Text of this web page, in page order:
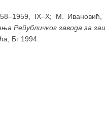
–1959, IX–X; М. Ивановић,
Републичког завода за
, Бг 1994.